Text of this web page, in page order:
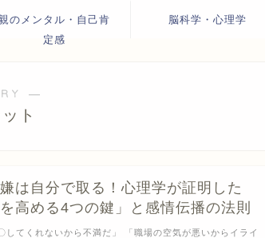
親のメンタル・自己肯
定感
脳科学・心理学
―
ト
は自分で取る！心理学が証明した
を高める4つの鍵」と感情伝播の法則
してくれないから不満だ」 「職場の空気が悪いからイライ